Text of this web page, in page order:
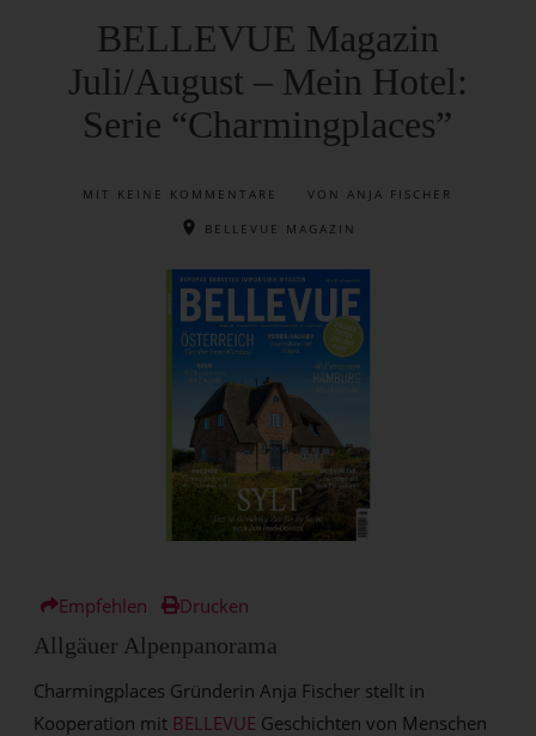
BELLEVUE Magazin
Juli/August – Mein Hotel:
Serie “Charmingplaces”
MIT KEINE KOMMENTARE VON ANJA FISCHER
BELLEVUE MAGAZIN
Empfehlen Drucken
Allgäuer Alpenpanorama
Charmingplaces Gründerin Anja Fischer stellt in
Kooperation mit BELLEVUE Geschichten von Menschen